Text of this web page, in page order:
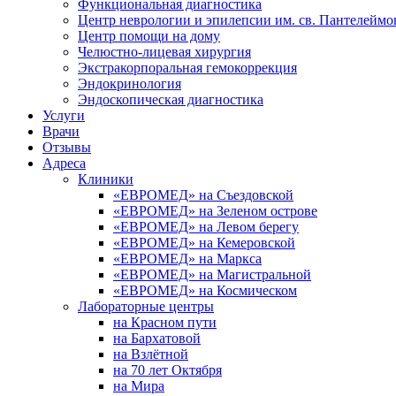
Функциональная диагностика
Центр неврологии и эпилепсии им. св.
Центр помощи на дому
Челюстно-лицевая хирургия
Экстракорпоральная гемокоррекция
Эндокринология
Эндоскопическая диагностика
Услуги
Врачи
Отзывы
Адреса
Клиники
«ЕВРОМЕД» на Съездовской
«ЕВРОМЕД» на Зеленом острове
«ЕВРОМЕД» на Левом берегу
«ЕВРОМЕД» на Кемеровской
«ЕВРОМЕД» на Маркса
«ЕВРОМЕД» на Магистральной
«ЕВРОМЕД» на Космическом
Лабораторные центры
на Красном пути
на Бархатовой
на Взлётной
на 70 лет Октября
на Мира